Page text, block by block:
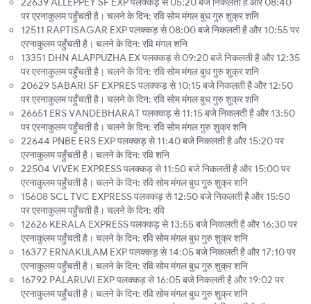
पर एरनाकुलम पहुँचती है। चलने के दिन: रवि सोम मंगल बुध गुरु शुक्र शनि
12511 RAPTISAGAR EXP पलक्कड़ से 08:00 बजे निकलती है और 10:55 पर
एरनाकुलम पहुँचती है। चलने के दिन: रवि मंगल शनि
13351 DHN ALAPPUZHA EX पलक्कड़ से 09:20 बजे निकलती है और 12:35
पर एरनाकुलम पहुँचती है। चलने के दिन: रवि सोम मंगल बुध गुरु शुक्र शनि
20629 SABARI SF EXPRES पलक्कड़ से 10:15 बजे निकलती है और 12:50
पर एरनाकुलम पहुँचती है। चलने के दिन: रवि सोम मंगल बुध गुरु शुक्र शनि
26651 ERS VANDEBHARAT पलक्कड़ से 11:15 बजे निकलती है और 13:50
पर एरनाकुलम पहुँचती है। चलने के दिन: रवि सोम मंगल गुरु शुक्र शनि
22644 PNBE ERS EXP पलक्कड़ से 11:40 बजे निकलती है और 15:20 पर
एरनाकुलम पहुँचती है। चलने के दिन: रवि शनि
22504 VIVEK EXPRESS पलक्कड़ से 11:50 बजे निकलती है और 15:00 पर
एरनाकुलम पहुँचती है। चलने के दिन: रवि सोम मंगल बुध गुरु शुक्र शनि
15608 SCL TVC EXPRESS पलक्कड़ से 12:50 बजे निकलती है और 15:50
पर एरनाकुलम पहुँचती है। चलने के दिन: रवि
12626 KERALA EXPRESS पलक्कड़ से 13:55 बजे निकलती है और 16:30 पर
एरनाकुलम पहुँचती है। चलने के दिन: रवि सोम मंगल बुध गुरु शुक्र शनि
16377 ERNAKULAM EXP पलक्कड़ से 14:05 बजे निकलती है और 17:10 पर
एरनाकुलम पहुँचती है। चलने के दिन: रवि सोम मंगल बुध गुरु शुक्र शनि
16792 PALARUVI EXP पलक्कड़ से 16:05 बजे निकलती है और 19:02 पर
एरनाकुलम पहुँचती है। चलने के दिन: रवि सोम मंगल बुध गुरु शुक्र शनि